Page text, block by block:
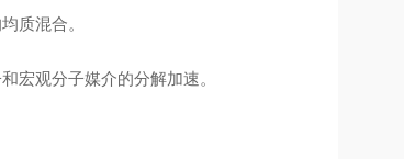
质混合。
宏观分子媒介的分解加速。